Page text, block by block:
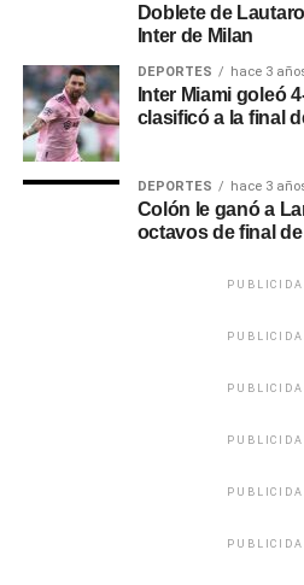
Doblete de
Inter de Milan
DEPORTES hace 3
Inter Miami goleó
clasificó a la final
DEPORTES hace 3
Colón le ganó a
octavos de final